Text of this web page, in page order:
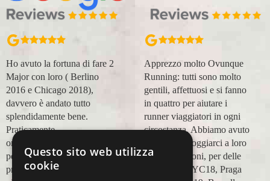
Ho avuto la fortuna di fare 2
Major con loro ( Berlino
2016 e Chicago 2018),
davvero è andato tutto
splendidamente bene.
Praticamente
organizzazione
perfetta,dalla
prenotazione,mesi prima,al
Apprezzo molto Ovunque
Running: tutti sono molto
gentili, affettuosi e si fanno
in quattro per aiutare i
runner viaggiatori in ogni
circostanza. Abbiamo avuto
modo di appoggiarci a loro
in più occasioni, per delle
maratone (NYC18, Praga
Questo sito web utilizza
cookie